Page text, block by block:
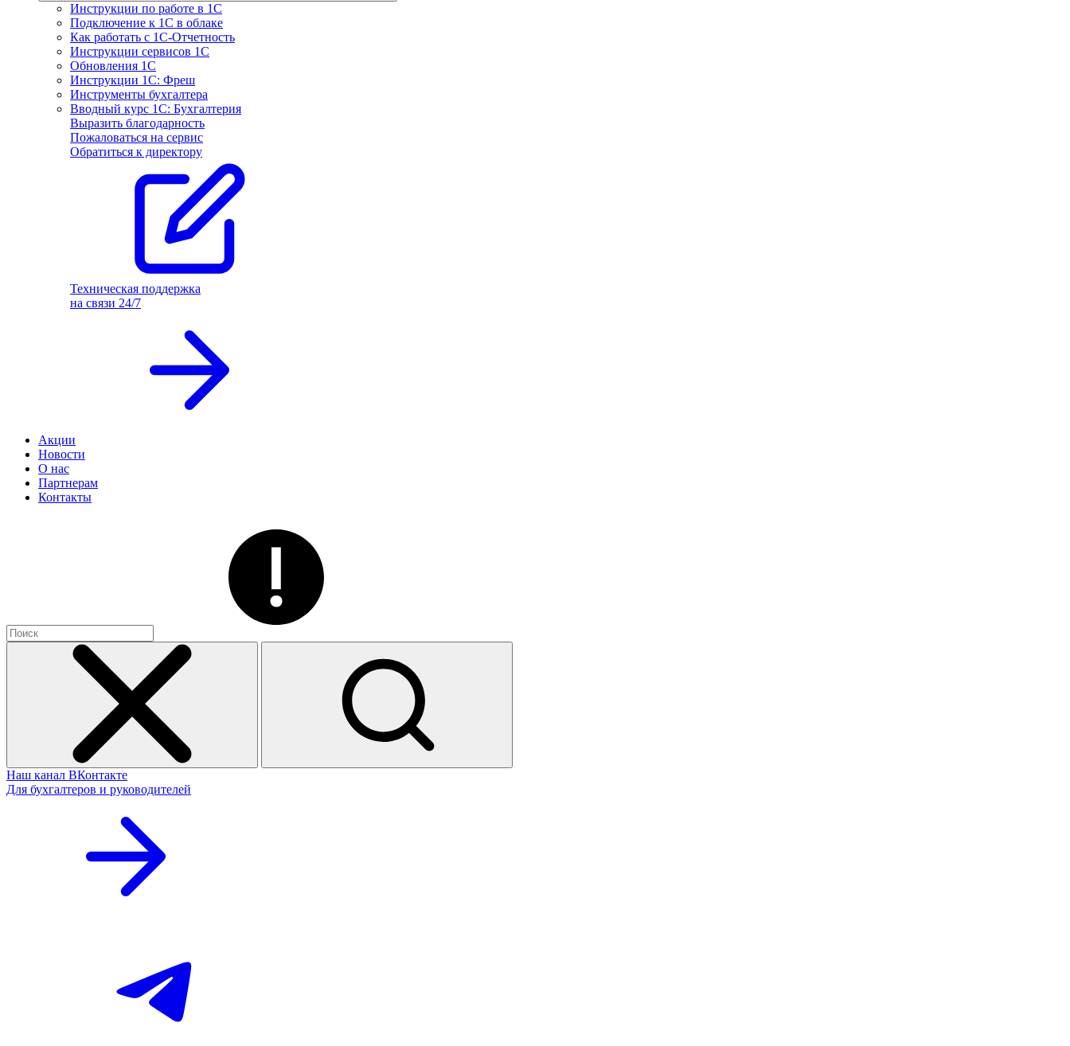
Инструкции по работе в 1С
Подключение к 1С в облаке
Как работать с 1С‑Отчетность
Инструкции сервисов 1С
Обновления 1С
Инструкции 1С: Фреш
Инструменты бухгалтера
Вводный курс 1С: Бухгалтерия
Выразить благодарность
Пожаловаться на сервис
Обратиться к директору
Техническая поддержка
на связи 24/7
Акции
Новости
О нас
Партнерам
Контакты
Наш канал ВКонтакте
Для бухгалтеров и руководителей